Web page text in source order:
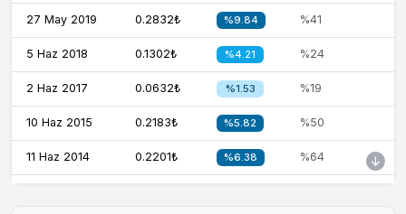
27 May 2019 0.2832₺ %9.84 %41
5 Haz 2018 0.1302₺ %4.21 %24
2 Haz 2017 0.0632₺ %1.53 %19
10 Haz 2015 0.2183₺ %5.82 %50
11 Haz 2014 0.2201₺ %6.38 %64